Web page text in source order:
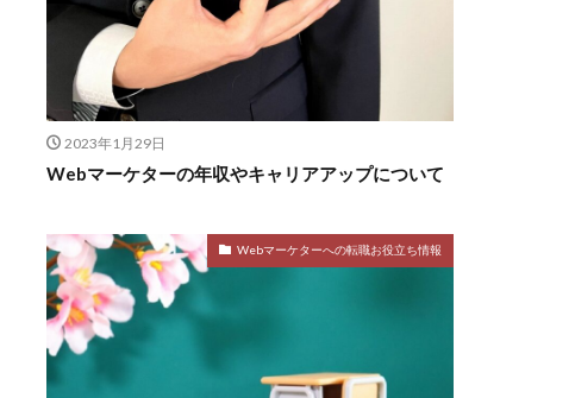
2023年1月29日
Webマーケターの年収やキャリアアップについて
Webマーケターへの転職お役立ち情報